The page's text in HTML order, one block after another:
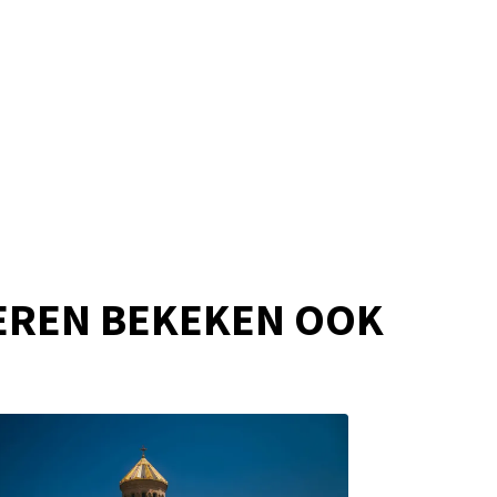
BEKEKEN OOK